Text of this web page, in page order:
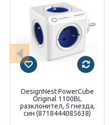
DesignNest PowerCube
Original 1100BL
разклонител, 5 гнезда,
син (8718444085638)